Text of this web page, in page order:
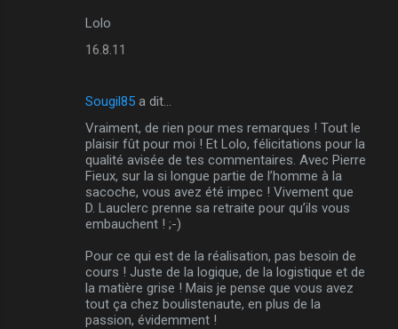
Lolo
16.8.11
Sougil85 a dit…
Vraiment, de rien pour mes remarques ! Tout le
plaisir fût pour moi ! Et Lolo, félicitations pour la
qualité avisée de tes commentaires. Avec Pierre
Fieux, sur la si longue partie de l’homme à la
sacoche, vous avez été impec ! Vivement que
D. Lauclerc prenne sa retraite pour qu’ils vous
embauchent ! ;-)
Pour ce qui est de la réalisation, pas besoin de
cours ! Juste de la logique, de la logistique et de
la matière grise ! Mais je pense que vous avez
tout ça chez boulistenaute, en plus de la
passion, évidemment !